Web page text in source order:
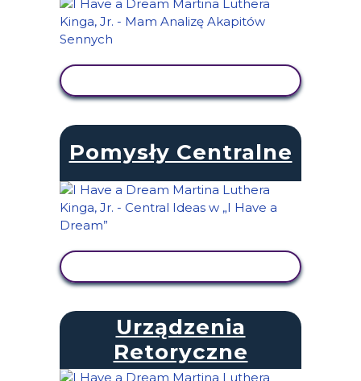
Pomysły Centralne
Urządzenia
Retoryczne